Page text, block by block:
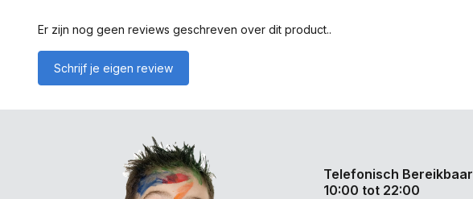
Er zijn nog geen reviews geschreven over dit product..
Schrijf je eigen review
Telefonisch Bereikbaar
10:00 tot 22:00